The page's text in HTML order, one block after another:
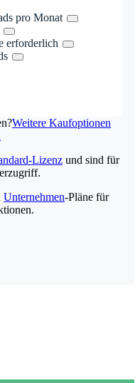
pro Monat
erforderlich
Weitere Kaufoptionen
Lizenz und sind für
Unternehmen-Pläne für